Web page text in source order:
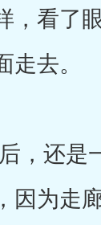
，看了
去。
还是
因为走